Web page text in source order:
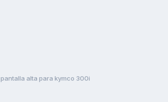
pantalla alta para kymco 300i